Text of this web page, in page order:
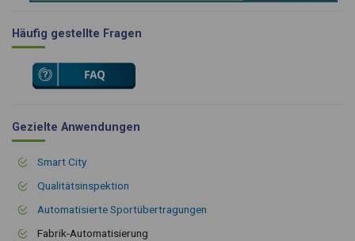
Häufig gestellte Fragen
Gezielte Anwendungen
Smart City
Qualitätsinspektion
Automatisierte Sportübertragungen
Fabrik-Automatisierung